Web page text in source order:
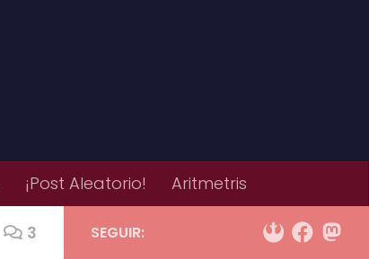
¡Post Aleatorio! Aritmetris
3 SEGUIR: